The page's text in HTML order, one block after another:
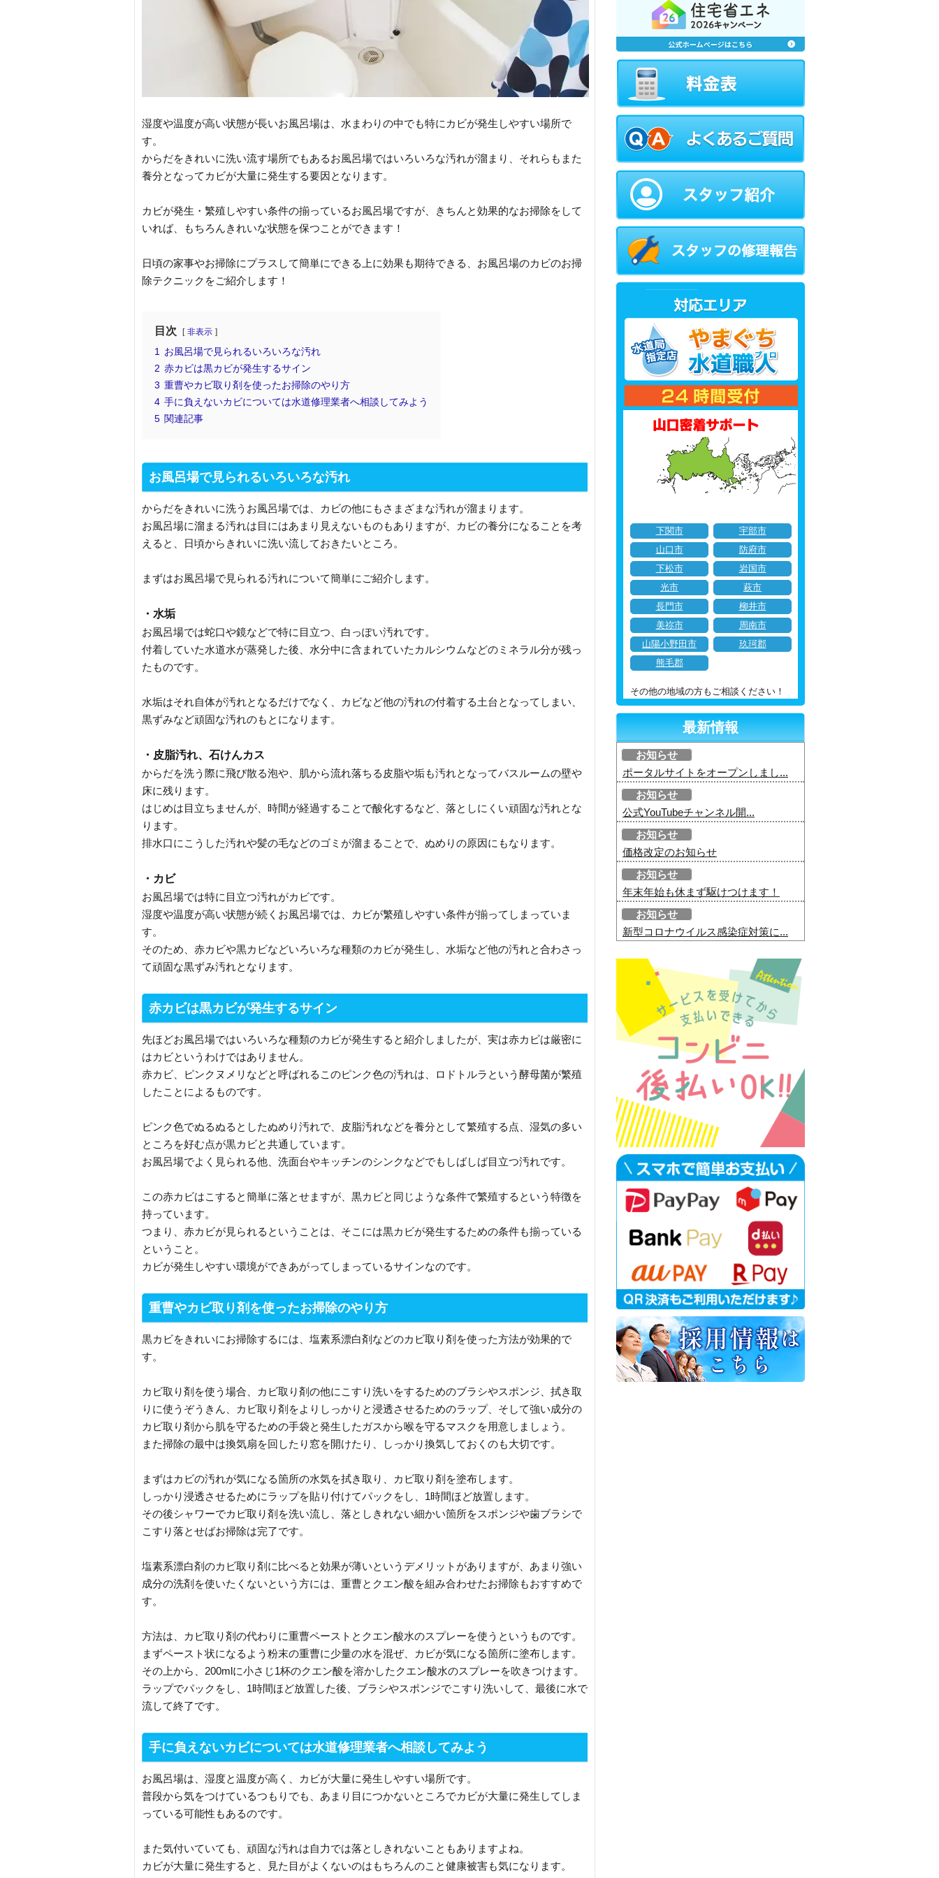
湿度や温度が高い状態が長いお風呂場は、水まわりの中でも特にカビが発生しやすい場所で
す。
からだをきれいに洗い流す場所でもあるお風呂場ではいろいろな汚れが溜まり、それらもまた
養分となってカビが大量に発生する要因となります。
カビが発生・繁殖しやすい条件の揃っているお風呂場ですが、きちんと効果的なお掃除をして
いれば、もちろんきれいな状態を保つことができます！
日頃の家事やお掃除にプラスして簡単にできる上に効果も期待できる、お風呂場のカビのお掃
除テクニックをご紹介します！
目次 非表示
1 お風呂場で見られるいろいろな汚れ
2 赤カビは黒カビが発生するサイン
3 重曹やカビ取り剤を使ったお掃除のやり方
4 手に負えないカビについては水道修理業者へ相談してみよう
5 関連記事
お風呂場で見られるいろいろな汚れ
からだをきれいに洗うお風呂場では、カビの他にもさまざまな汚れが溜まります。
お風呂場に溜まる汚れは目にはあまり見えないものもありますが、カビの養分になることを考
えると、日頃からきれいに洗い流しておきたいところ。
まずはお風呂場で見られる汚れについて簡単にご紹介します。
・水垢
お風呂場では蛇口や鏡などで特に目立つ、白っぽい汚れです。
付着していた水道水が蒸発した後、水分中に含まれていたカルシウムなどのミネラル分が残っ
たものです。
水垢はそれ自体が汚れとなるだけでなく、カビなど他の汚れの付着する土台となってしまい、
黒ずみなど頑固な汚れのもとになります。
・皮脂汚れ、石けんカス
からだを洗う際に飛び散る泡や、肌から流れ落ちる皮脂や垢も汚れとなってバスルームの壁や
床に残ります。
はじめは目立ちませんが、時間が経過することで酸化するなど、落としにくい頑固な汚れとな
ります。
排水口にこうした汚れや髪の毛などのゴミが溜まることで、ぬめりの原因にもなります。
・カビ
お風呂場では特に目立つ汚れがカビです。
湿度や温度が高い状態が続くお風呂場では、カビが繁殖しやすい条件が揃ってしまっていま
す。
そのため、赤カビや黒カビなどいろいろな種類のカビが発生し、水垢など他の汚れと合わさっ
て頑固な黒ずみ汚れとなります。
赤カビは黒カビが発生するサイン
先ほどお風呂場ではいろいろな種類のカビが発生すると紹介しましたが、実は赤カビは厳密に
はカビというわけではありません。
赤カビ、ピンクヌメリなどと呼ばれるこのピンク色の汚れは、ロドトルラという酵母菌が繁殖
したことによるものです。
ピンク色でぬるぬるとしたぬめり汚れで、皮脂汚れなどを養分として繁殖する点、湿気の多い
ところを好む点が黒カビと共通しています。
お風呂場でよく見られる他、洗面台やキッチンのシンクなどでもしばしば目立つ汚れです。
この赤カビはこすると簡単に落とせますが、黒カビと同じような条件で繁殖するという特徴を
持っています。
つまり、赤カビが見られるということは、そこには黒カビが発生するための条件も揃っている
ということ。
カビが発生しやすい環境ができあがってしまっているサインなのです。
重曹やカビ取り剤を使ったお掃除のやり方
黒カビをきれいにお掃除するには、塩素系漂白剤などのカビ取り剤を使った方法が効果的で
す。
カビ取り剤を使う場合、カビ取り剤の他にこすり洗いをするためのブラシやスポンジ、拭き取
りに使うぞうきん、カビ取り剤をよりしっかりと浸透させるためのラップ、そして強い成分の
カビ取り剤から肌を守るための手袋と発生したガスから喉を守るマスクを用意しましょう。
また掃除の最中は換気扇を回したり窓を開けたり、しっかり換気しておくのも大切です。
まずはカビの汚れが気になる箇所の水気を拭き取り、カビ取り剤を塗布します。
しっかり浸透させるためにラップを貼り付けてパックをし、1時間ほど放置します。
その後シャワーでカビ取り剤を洗い流し、落としきれない細かい箇所をスポンジや歯ブラシで
こすり落とせばお掃除は完了です。
塩素系漂白剤のカビ取り剤に比べると効果が薄いというデメリットがありますが、あまり強い
成分の洗剤を使いたくないという方には、重曹とクエン酸を組み合わせたお掃除もおすすめで
す。
方法は、カビ取り剤の代わりに重曹ペーストとクエン酸水のスプレーを使うというものです。
まずペースト状になるよう粉末の重曹に少量の水を混ぜ、カビが気になる箇所に塗布します。
その上から、200mlに小さじ1杯のクエン酸を溶かしたクエン酸水のスプレーを吹きつけます。
ラップでパックをし、1時間ほど放置した後、ブラシやスポンジでこすり洗いして、最後に水で
流して終了です。
手に負えないカビについては水道修理業者へ相談してみよう
お風呂場は、湿度と温度が高く、カビが大量に発生しやすい場所です。
普段から気をつけているつもりでも、あまり目につかないところでカビが大量に発生してしま
っている可能性もあるのです。
また気付いていても、頑固な汚れは自力では落としきれないこともありますよね。
カビが大量に発生すると、見た目がよくないのはもちろんのこと健康被害も気になります。
下関市
宇部市
山口市
防府市
下松市
岩国市
光市
萩市
長門市
柳井市
美祢市
周南市
山陽小野田市
玖珂郡
熊毛郡
その他の地域の方もご相談ください！
最新情報
お知らせ
ポータルサイトをオープンしまし...
お知らせ
公式YouTubeチャンネル開...
お知らせ
価格改定のお知らせ
お知らせ
年末年始も休まず駆けつけます！
お知らせ
新型コロナウイルス感染症対策に...